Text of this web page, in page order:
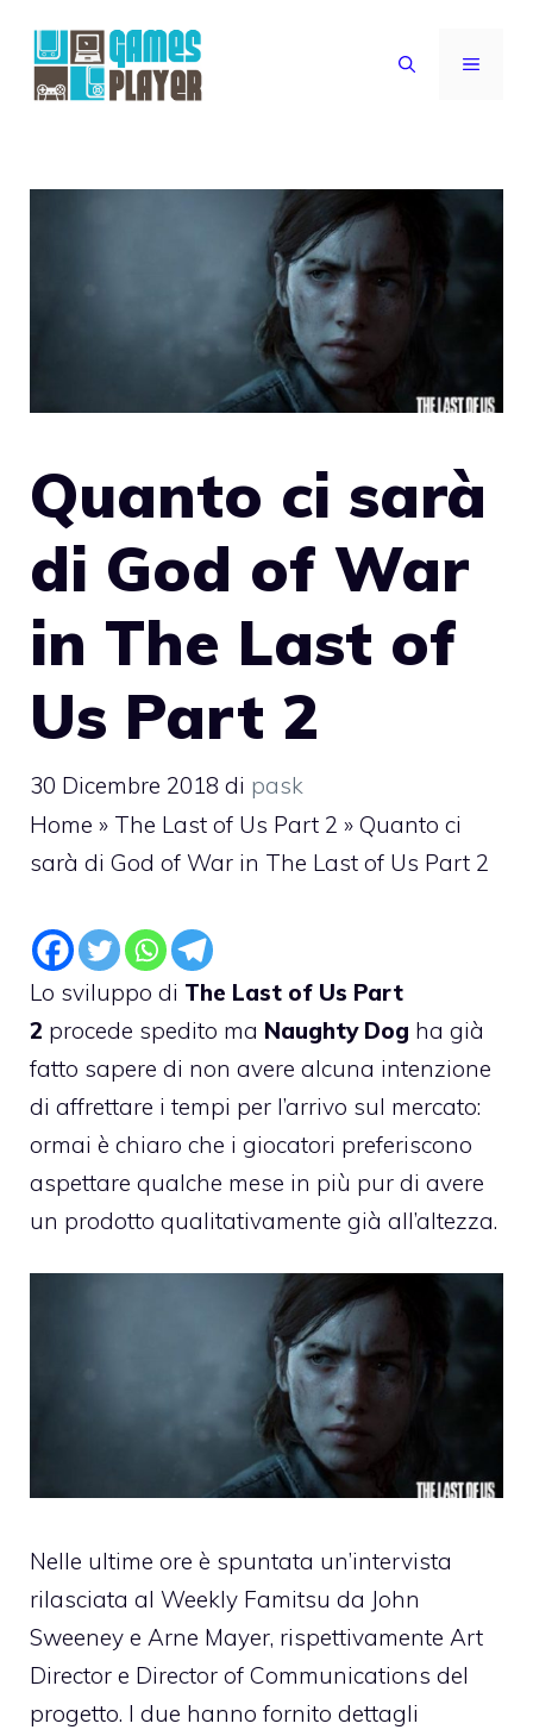
contenuto
MENU
Quanto ci sarà
di God of War
in The Last of
Us Part 2
30 Dicembre 2018 di pask
Home » The Last of Us Part 2 » Quanto ci
sarà di God of War in The Last of Us Part 2
Lo sviluppo di The Last of Us Part
2 procede spedito ma Naughty Dog ha già
fatto sapere di non avere alcuna intenzione
di affrettare i tempi per l’arrivo sul mercato:
ormai è chiaro che i giocatori preferiscono
aspettare qualche mese in più pur di avere
un prodotto qualitativamente già all’altezza.
Nelle ultime ore è spuntata un’intervista
rilasciata al Weekly Famitsu da John
Sweeney e Arne Mayer, rispettivamente Art
Director e Director of Communications del
progetto. I due hanno fornito dettagli